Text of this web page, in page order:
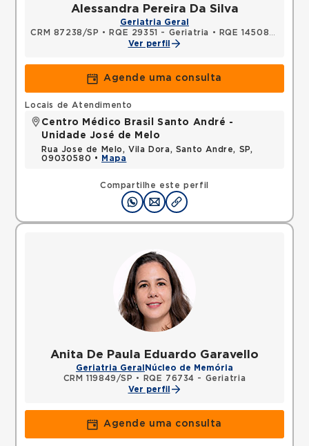
Alessandra Pereira Da Silva
Geriatria Geral
CRM 87238/SP • RQE 29351 - Geriatria •
RQE 145089 - Clínica médica
Ver perfil
Agende uma consulta
Compartilhe este perfil
Locais de Atendimento
Centro Médico Brasil Santo André -
Unidade José de Melo
Rua Jose de Melo, Vila Dora, Santo Andre, SP,
09030580 •
Mapa
Anita De Paula Eduardo Garavello
Geriatria Geral Núcleo de Memória
CRM 119849/SP •
RQE 76734 - Geriatria
Ver perfil
Agende uma consulta